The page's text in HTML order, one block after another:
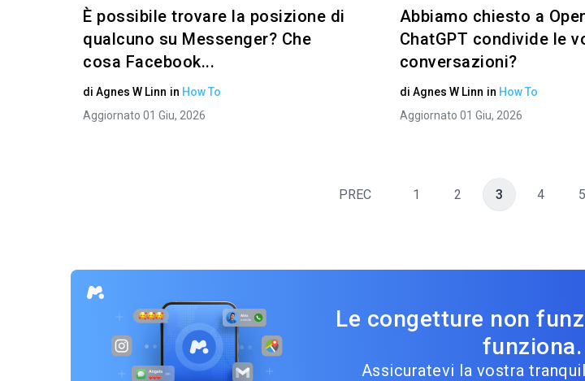
È possibile trovare la posizione di
qualcuno su Messenger? Che
cosa Facebook...
diAgnes W Linn in How To
Aggiornato 01 Giu, 2026
Abbiamo chiesto a
ChatGPT condivide le
conversazioni?
di Agnes W Linn in How To
Aggiornato 01 Giu, 2026
PREC 1 2 3 4 5
Le congetture non
funziona.
Assicuratevi la vostra